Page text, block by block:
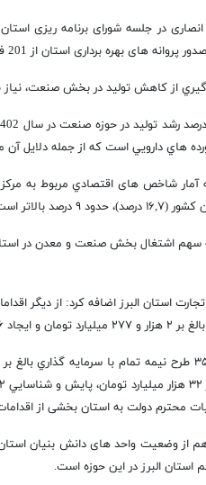
در جلسه شورای برنامه ریزی
توليد در بخش صنعت، نياز به تسهيلاتي بالغ بر
هاي دارويي است كه از جمله دلایل
بالاتر است.
در كشور اشاره کرد.
البرز در این حوزه است.